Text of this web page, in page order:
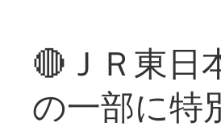
🔴ＪＲ東日
の一部に特